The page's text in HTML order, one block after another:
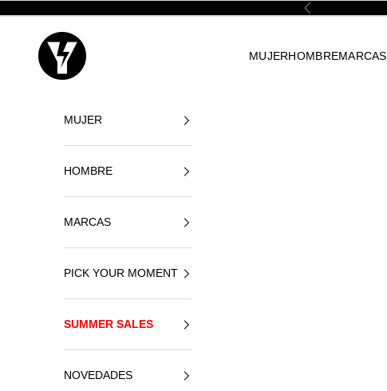
Anterior
Yellowshop
MUJERHOMBREMARCAS
MUJER
HOMBRE
MARCAS
PICK YOUR MOMENT
SUMMER SALES
NOVEDADES